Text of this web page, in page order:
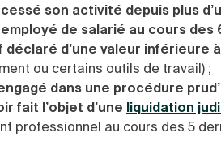
son activité depuis plus
de salarié au cours des
déclaré d’une valeur inférieure
ou certains outils de travail) ;
dans une procédure
fait l’objet d’une liquidation
professionnel au cours des 5